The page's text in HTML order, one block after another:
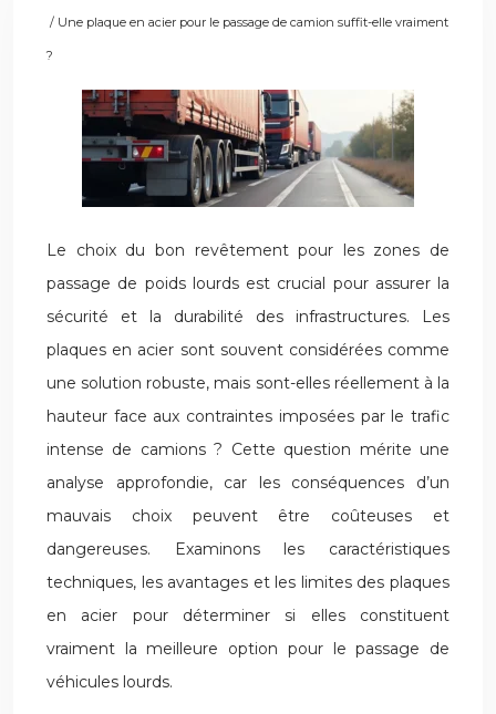
/ Une plaque en acier pour le passage de camion suffit-elle vraiment
?
Le choix du bon revêtement pour les zones de
passage de poids lourds est crucial pour assurer la
sécurité et la durabilité des infrastructures. Les
plaques en acier sont souvent considérées comme
une solution robuste, mais sont-elles réellement à la
hauteur face aux contraintes imposées par le trafic
intense de camions ? Cette question mérite une
analyse approfondie, car les conséquences d’un
mauvais choix peuvent être coûteuses et
dangereuses. Examinons les caractéristiques
techniques, les avantages et les limites des plaques
en acier pour déterminer si elles constituent
vraiment la meilleure option pour le passage de
véhicules lourds.